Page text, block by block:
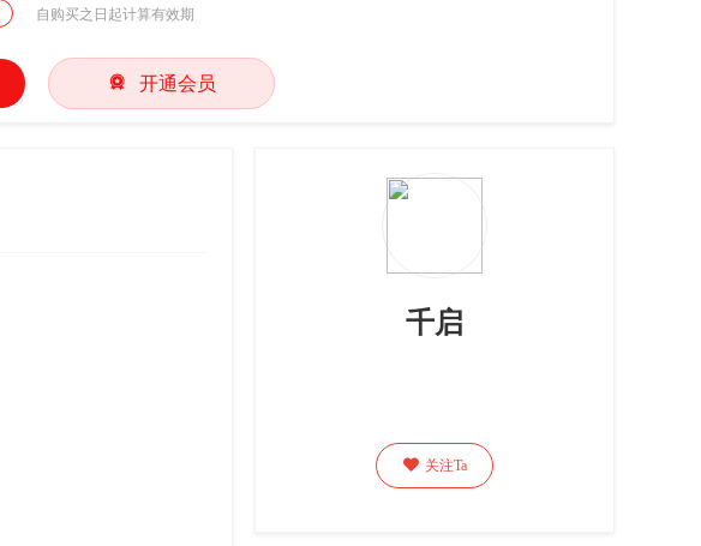
自购买之日起计算有效期
 开通会员
千启
 关注Ta